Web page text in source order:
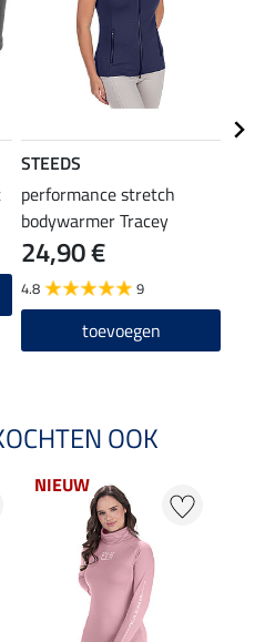
STEEDS
performance stretch
bodywarmer Tracey
24,90 €
4.8 9
toevoegen
OOK
NIEUW